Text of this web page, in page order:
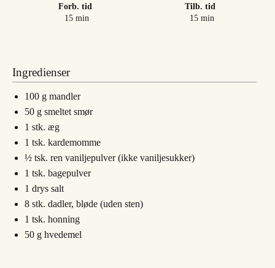
Forb. tid
15minutter
min
Tilb. tid
15minutter
min
Ingredienser
100 g mandler
50 g smeltet smør
1 stk. æg
1 tsk. kardemomme
½ tsk. ren vaniljepulver (ikke vaniljesukker)
1 tsk. bagepulver
1 drys salt
8 stk. dadler, bløde (uden sten)
1 tsk. honning
50 g hvedemel